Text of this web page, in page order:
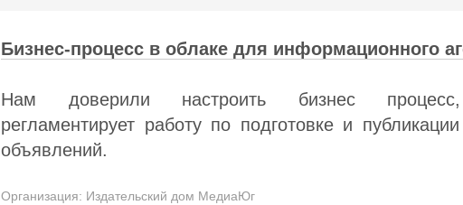
Бизнес-процесс в облаке для информационного
Нам доверили настроить бизнес
регламентирует работу по подготовке и
объявлений.
Организация: Издательский дом МедиаЮг